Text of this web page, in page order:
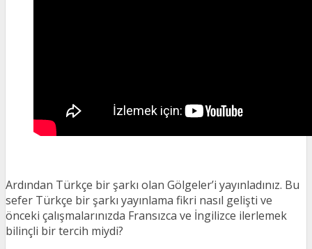
Ardından Türkçe bir şarkı olan Gölgeler’i yayınladınız. Bu
sefer Türkçe bir şarkı yayınlama fikri nasıl gelişti ve
önceki çalışmalarınızda Fransızca ve İngilizce ilerlemek
bilinçli bir tercih miydi?